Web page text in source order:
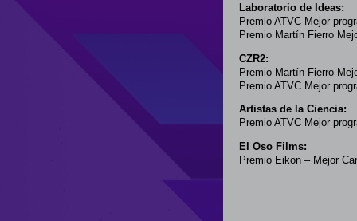
Laboratorio de Ideas:
Premio ATVC Mejor
Premio Martín Fierro
CZR2:
Premio Martín Fierro
Premio ATVC Mejor
Artistas de la Ciencia:
Premio ATVC Mejor
El Oso Films:
Premio Eikon – Mejor